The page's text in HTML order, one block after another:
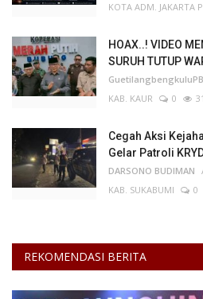
KOTA ADM. JAKARTA
HOAX..! VIDEO
SURUH TUTUP
KAB. KAUR
0 31
Cegah Aksi
Gelar Patroli
DARSONO BUDIMAN
KAB. SUKABUMI
0
REKOMENDASI BERITA